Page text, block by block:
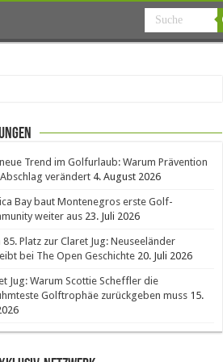
Trend im Golfurlaub: Warum Prävention
verändert 4. August 2026
Bay baut Montenegros erste Golf-
weiter aus 23. Juli 2026
85. Platz zur Claret Jug: Neuseeländer
bei The Open Geschichte 20. Juli 2026
Jug: Warum Scottie Scheffler die
Golftrophäe zurückgeben muss 15.